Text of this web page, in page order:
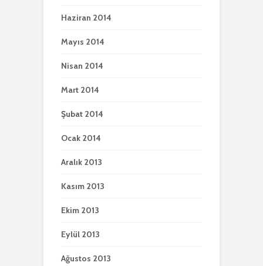
Haziran 2014
Mayıs 2014
Nisan 2014
Mart 2014
Şubat 2014
Ocak 2014
Aralık 2013
Kasım 2013
Ekim 2013
Eylül 2013
Ağustos 2013